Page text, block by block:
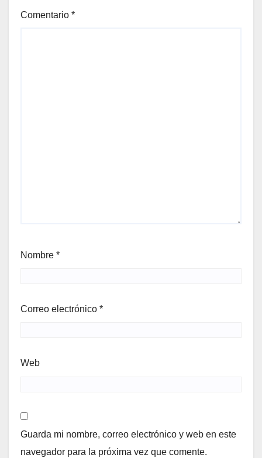
Comentario *
Nombre *
Correo electrónico *
Web
Guarda mi nombre, correo electrónico y web en este
navegador para la próxima vez que comente.